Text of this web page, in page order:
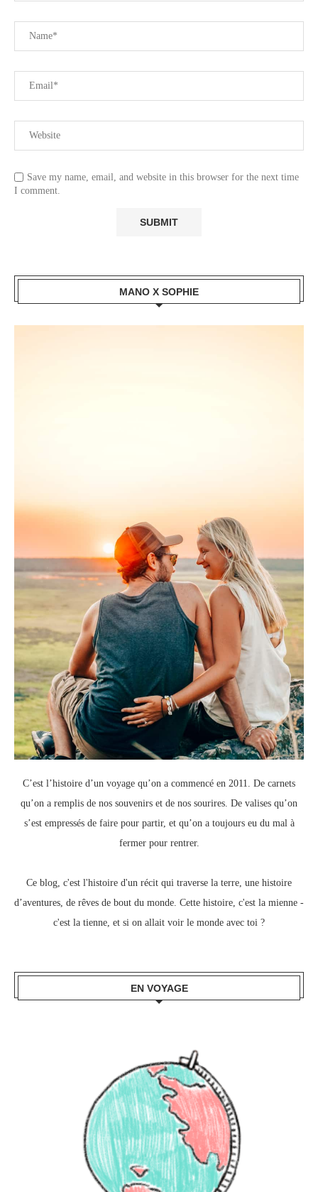
Save my name, email, and website in this browser for the next time
I comment.
MANO X SOPHIE
C’est l’histoire d’un voyage qu’on a commencé en 2011. De carnets
qu’on a remplis de nos souvenirs et de nos sourires. De valises qu’on
s’est empressés de faire pour partir, et qu’on a toujours eu du mal à
fermer pour rentrer.
Ce blog, c'est l'histoire d'un récit qui traverse la terre, une histoire
d’aventures, de rêves de bout du monde. Cette histoire, c'est la mienne -
c'est la tienne, et si on allait voir le monde avec toi ?
EN VOYAGE